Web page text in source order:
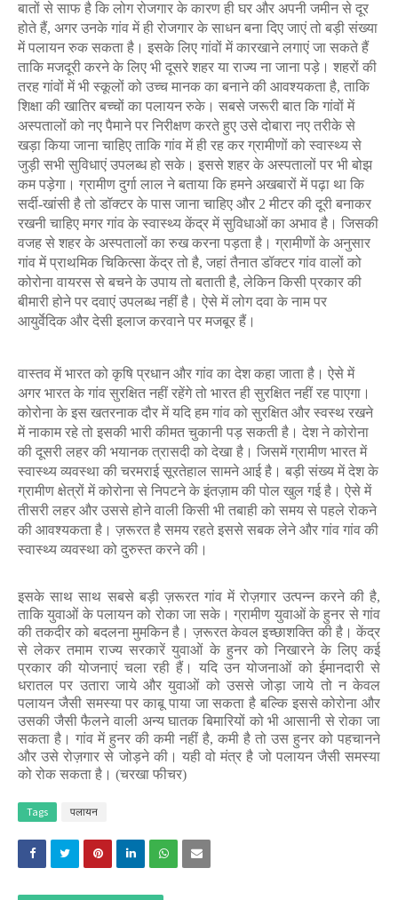
बातों से साफ है कि लोग रोजगार के कारण ही घर और अपनी जमीन से दूर
होते हैं, अगर उनके गांव में ही रोजगार के साधन बना दिए जाएं तो बड़ी संख्या
में पलायन रुक सकता है। इसके लिए गांवों में कारखाने लगाएं जा सकते हैं
ताकि मजदूरी करने के लिए भी दूसरे शहर या राज्य ना जाना पड़े। शहरों की
तरह गांवों में भी स्कूलों को उच्च मानक का बनाने की आवश्यकता है, ताकि
शिक्षा की खातिर बच्चों का पलायन रुके। सबसे जरूरी बात कि गांवों में
अस्पतालों को नए पैमाने पर निरीक्षण करते हुए उसे दोबारा नए तरीके से
खड़ा किया जाना चाहिए ताकि गांव में ही रह कर ग्रामीणों को स्वास्थ्य से
जुड़ी सभी सुविधाएं उपलब्ध हो सके। इससे शहर के अस्पतालों पर भी बोझ
कम पड़ेगा। ग्रामीण दुर्गा लाल ने बताया कि हमने अखबारों में पढ़ा था कि
सर्दी-खांसी है तो डॉक्टर के पास जाना चाहिए और 2 मीटर की दूरी बनाकर
रखनी चाहिए मगर गांव के स्वास्थ्य केंद्र में सुविधाओं का अभाव है। जिसकी
वजह से शहर के अस्पतालों का रुख करना पड़ता है। ग्रामीणों के अनुसार
गांव में प्राथमिक चिकित्सा केंद्र तो है, जहां तैनात डॉक्टर गांव वालों को
कोरोना वायरस से बचने के उपाय तो बताती है, लेकिन किसी प्रकार की
बीमारी होने पर दवाएं उपलब्ध नहीं है। ऐसे में लोग दवा के नाम पर
आयुर्वेदिक और देसी इलाज करवाने पर मजबूर हैं।
वास्तव में भारत को कृषि प्रधान और गांव का देश कहा जाता है। ऐसे में
अगर भारत के गांव सुरक्षित नहीं रहेंगे तो भारत ही सुरक्षित नहीं रह पाएगा।
कोरोना के इस खतरनाक दौर में यदि हम गांव को सुरक्षित और स्वस्थ रखने
में नाकाम रहे तो इसकी भारी कीमत चुकानी पड़ सकती है। देश ने कोरोना
की दूसरी लहर की भयानक त्रासदी को देखा है। जिसमें ग्रामीण भारत में
स्वास्थ्य व्यवस्था की चरमराई सूरतेहाल सामने आई है। बड़ी संख्य में देश के
ग्रामीण क्षेत्रों में कोरोना से निपटने के इंतज़ाम की पोल खुल गई है। ऐसे में
तीसरी लहर और उससे होने वाली किसी भी तबाही को समय से पहले रोकने
की आवश्यकता है। ज़रूरत है समय रहते इससे सबक लेने और गांव गांव की
स्वास्थ्य व्यवस्था को दुरुस्त करने की।
इसके साथ साथ सबसे बड़ी ज़रूरत गांव में रोज़गार उत्पन्न करने की है,
ताकि युवाओं के पलायन को रोका जा सके। ग्रामीण युवाओं के हुनर से गांव
की तकदीर को बदलना मुमकिन है। ज़रूरत केवल इच्छाशक्ति की है। केंद्र
से लेकर तमाम राज्य सरकारें युवाओं के हुनर को निखारने के लिए कई
प्रकार की योजनाएं चला रही हैं। यदि उन योजनाओं को ईमानदारी से
धरातल पर उतारा जाये और युवाओं को उससे जोड़ा जाये तो न केवल
पलायन जैसी समस्या पर काबू पाया जा सकता है बल्कि इससे कोरोना और
उसकी जैसी फैलने वाली अन्य घातक बिमारियों को भी आसानी से रोका जा
सकता है। गांव में हुनर की कमी नहीं है, कमी है तो उस हुनर को पहचानने
और उसे रोज़गार से जोड़ने की। यही वो मंत्र है जो पलायन जैसी समस्या
को रोक सकता है। (चरखा फीचर)
Tags पलायन